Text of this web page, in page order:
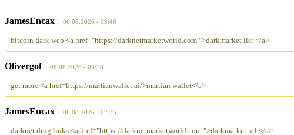
JamesEncax 06.08.2026 - 03:46
bitcoin dark web <a href="https://darknetmarketworld.com ">darkmarket list </a>
Olivergof 06.08.2026 - 03:38
get more <a href=https://martianwallet.ai/>martian wallet</a>
JamesEncax 06.08.2026 - 02:35
darknet drug links <a href="https://darknetmarketworld.com ">darkmarket url </a>